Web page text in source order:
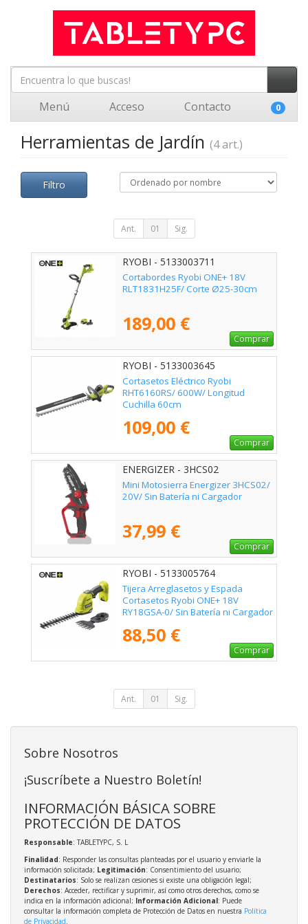
Menú Acceso Contacto 0
Herramientas de Jardín (4 art.)
Filtro
Ant. 01 Sig.
RYOBI - 5133003711
Cortabordes Ryobi ONE+ 18V
RLT1831H25F/ Corte Ø25-30cm
189,00 €
Comprar
RYOBI - 5133003645
Cortasetos Eléctrico Ryobi
RHT6160RS/ 600W/ Longitud
Cuchilla 60cm
109,00 €
Comprar
ENERGIZER - 3HCS02
Mini Motosierra Energizer 3HCS02/
20V/ Sin Batería ni Cargador
37,99 €
Comprar
RYOBI - 5133005764
Tijera Arreglasetos y Espada
Cortasetos Ryobi ONE+ 18V
RY18GSA-0/ Sin Batería ni Cargador
88,50 €
Comprar
Ant. 01 Sig.
Sobre Nosotros
¡Suscríbete a Nuestro Boletín!
INFORMACIÓN BÁSICA SOBRE
PROTECCIÓN DE DATOS
Responsable: TABLETYPC, S. L
Finalidad: Responder las consultas planteadas por el usuario y enviarle la
información solicitada; Legitimación: Consentimiento del usuario;
Destinatarios: Solo se realizan cesiones si existe una obligación legal;
Derechos: Acceder, rectificar y suprimir, así como otros derechos, como se
indica en la información adicional; Información Adicional: Puede
consultar la información completa de Protección de Datos en nuestra Política
de Privacidad.